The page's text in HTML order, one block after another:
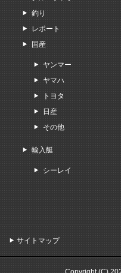
釣り
レポート
国産
ヤンマー
ヤマハ
トヨタ
日産
その他
輸入艇
シーレイ
サイトマップ